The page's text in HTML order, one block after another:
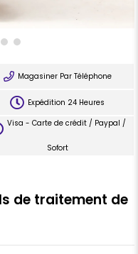
Magasiner Par Téléphone
Expédition 24 Heures
Visa - Carte de crédit / Paypal /
Sofort
de traitement de